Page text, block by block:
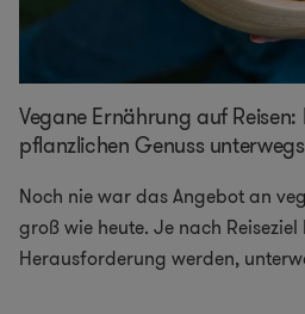
Vegane Ernährung auf
pflanzlichen Genuss unterwegs
Noch nie war das Angebot an
groß wie heute. Je nach
Herausforderung werden,